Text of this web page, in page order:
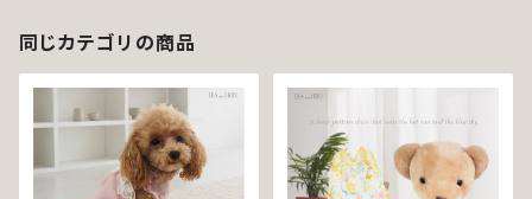
撮影会
同じカテゴリの商品